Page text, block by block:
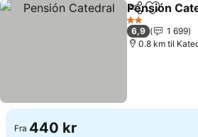
Del Legg til
Pensión
2 Stjerner
6,9
1 699
0.8 km til
Fra 440 kr